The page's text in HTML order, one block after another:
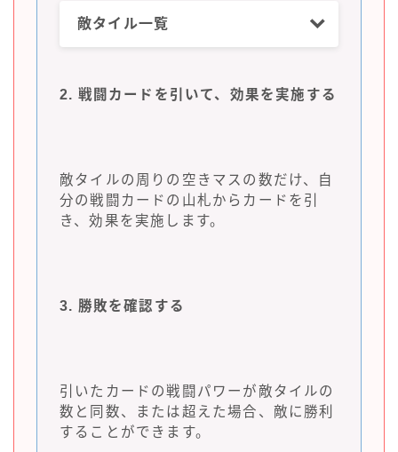
敵タイル一覧
2. 戦闘カードを引いて、効果を実施する
敵タイルの周りの空きマスの数だけ、自
分の戦闘カードの山札からカードを引
き、効果を実施します。
3. 勝敗を確認する
引いたカードの戦闘パワーが敵タイルの
数と同数、または超えた場合、敵に勝利
することができます。